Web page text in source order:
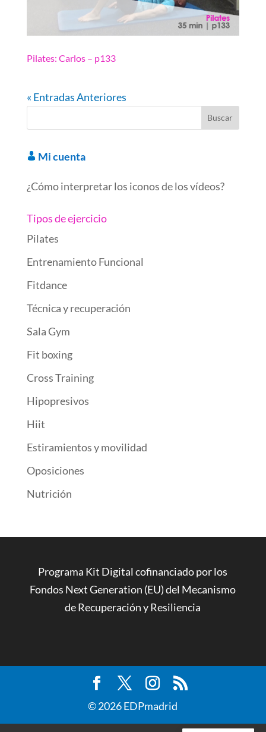
Pilates: Carlos – p133
« Entradas Anteriores
Mi cuenta
¿Cómo interpretar los iconos de los vídeos?
Tipos de ejercicio
Pilates
Entrenamiento Funcional
Fitdance
Técnica y recuperación
Sala Gym
Fit boxing
Cross Training
Hipopresivos
Hiit
Estiramientos y movilidad
Oposiciones
Nutrición
Programa Kit Digital cofinanciado por los
Fondos Next Generation (EU) del Mecanismo
de Recuperación y Resiliencia
© 2026 EDPmadrid